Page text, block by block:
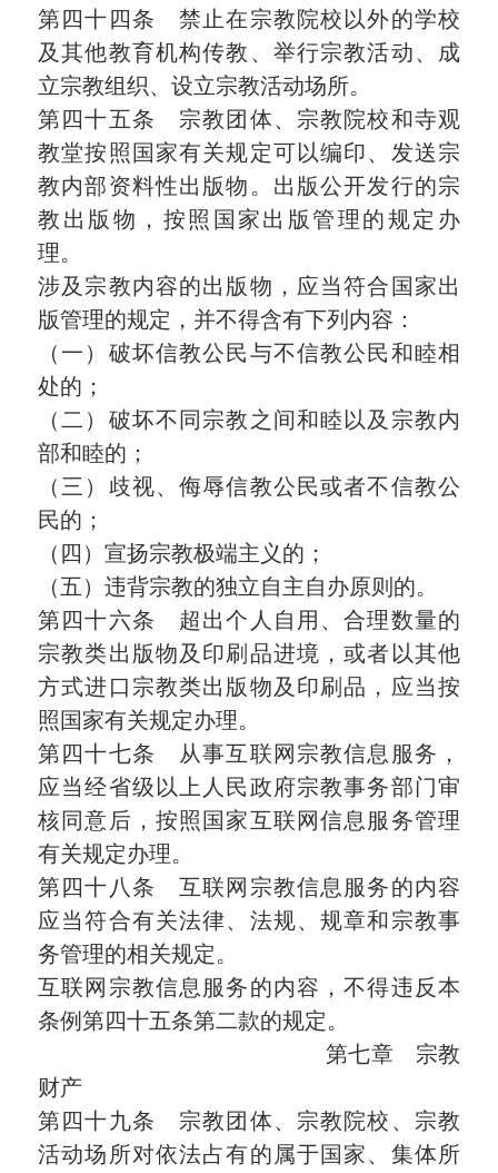
第四十四条 禁止在宗教院校以外的学校
及其他教育机构传教、举行宗教活动、成
立宗教组织、设立宗教活动场所。
第四十五条 宗教团体、宗教院校和寺观
教堂按照国家有关规定可以编印、发送宗
教内部资料性出版物。出版公开发行的宗
教出版物，按照国家出版管理的规定办
理。
涉及宗教内容的出版物，应当符合国家出
版管理的规定，并不得含有下列内容：
（一）破坏信教公民与不信教公民和睦相
处的；
（二）破坏不同宗教之间和睦以及宗教内
部和睦的；
（三）歧视、侮辱信教公民或者不信教公
民的；
（四）宣扬宗教极端主义的；
（五）违背宗教的独立自主自办原则的。
第四十六条 超出个人自用、合理数量的
宗教类出版物及印刷品进境，或者以其他
方式进口宗教类出版物及印刷品，应当按
照国家有关规定办理。
第四十七条 从事互联网宗教信息服务，
应当经省级以上人民政府宗教事务部门审
核同意后，按照国家互联网信息服务管理
有关规定办理。
第四十八条 互联网宗教信息服务的内容
应当符合有关法律、法规、规章和宗教事
务管理的相关规定。
互联网宗教信息服务的内容，不得违反本
条例第四十五条第二款的规定。
第七章 宗教
财产
第四十九条 宗教团体、宗教院校、宗教
活动场所对依法占有的属于国家、集体所